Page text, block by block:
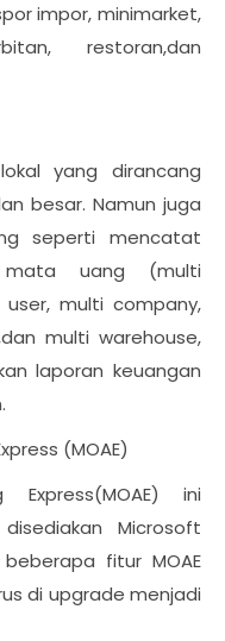
impor, minimarket,
restoran,dan
yang dirancang
besar. Namun juga
seperti mencatat
mata uang (multi
multi company,
multi warehouse,
laporan keuangan
(MOAE)
ini
Microsoft
fitur MOAE
di upgrade menjadi